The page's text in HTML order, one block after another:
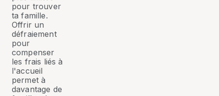
pour trouver
ta famille.
Offrir un
défraiement
pour
compenser
les frais liés à
l'accueil
permet à
davantage de